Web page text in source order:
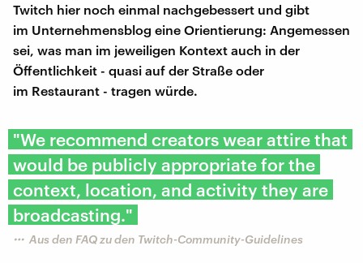
Twitch hier noch einmal nachgebessert und gibt
im Unternehmensblog eine Orientierung: Angemessen
sei, was man im jeweiligen Kontext auch in der
Öffentlichkeit - quasi auf der Straße oder
im Restaurant - tragen würde.
"We recommend creators wear attire that
would be publicly appropriate for the
context, location, and activity they are
broadcasting."
Aus den FAQ zu den Twitch-Community-Guidelines